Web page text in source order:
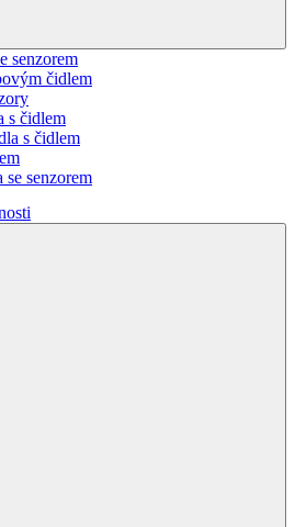
senzorem
čidlem
s čidlem
s čidlem
senzorem